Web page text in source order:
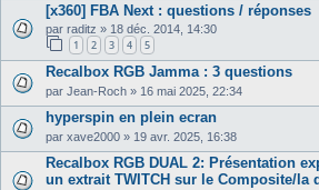
[x360] FBA Next : questions / réponses
par raditz » 18 déc. 2014, 14:30
1 2 3 4 5
Recalbox RGB Jamma : 3 questions
par Jean-Roch » 16 mai 2025, 22:34
hyperspin en plein ecran
par xave2000 » 19 avr. 2025, 16:38
Recalbox RGB DUAL 2: Présentation
un extrait TWITCH sur le Composite/la